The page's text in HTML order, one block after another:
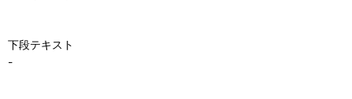
下段テキスト
-